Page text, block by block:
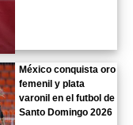
México conquista oro
femenil y plata
varonil en el futbol de
Santo Domingo 2026